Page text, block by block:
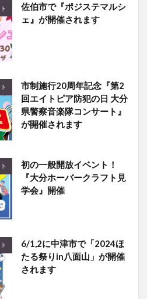
佐伯市で『ポジステマルシ
ェ』が開催されます
市制施行20周年記念『第2
回エイトピア防犯の日 大分
県警察音楽隊コンサート』
が開催されます
初の一般開放イベント！
『大分ホーバークラフト見
学会』開催
6/1,2に中津市で「2024ほ
たる祭りin八面山」が開催
されます